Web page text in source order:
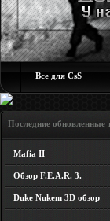
Все для CsS
Последние
Mafia II
Обзор F.E.A.R. 3.
Duke Nukem 3D обзор